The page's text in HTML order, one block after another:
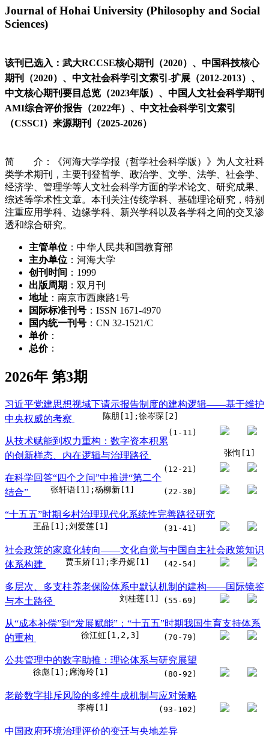
Journal of Hohai University (Philosophy and Social
Sciences)
该刊已选入：武大RCCSE核心期刊（2020）、中国科技核心
期刊（2020）、中文社会科学引文索引-扩展（2012-2013）、
中文核心期刊要目总览（2023年版）、中国人文社会科学期刊
AMI综合评价报告（2022年）、中文社会科学引文索引
（CSSCI）来源期刊（2025-2026）
简 介：《河海大学学报（哲学社会科学版）》为人文社科
类学术期刊，主要刊登哲学、政治学、文学、法学、社会学、
经济学、管理学等人文社会科学方面的学术论文、研究成果、
综述等学术性文章。本刊关注传统学科、基础理论研究，特别
注重应用学科、边缘学科、新兴学科以及各学科之间的交叉渗
透和综合研究。
主管单位 ：中华人民共和国教育部
主办单位 ：河海大学
创刊时间 ：1999
出版周期 ：双月刊
地址 ：南京市西康路1号
国际标准刊号 ：ISSN 1671-4970
国内统一刊号 ：CN 32-1521/C
单价：
总价：
2026年 第3期
习近平党建思想视域下请示报告制度的建构逻辑——基于维护
中央权威的考察
陈朋[1];徐岑琛[2]
(1-11)
从技术赋能到权力重构：数字资本积累
的创新样态、内在逻辑与治理路径
张恂[1]
(12-21)
在科学回答“四个之问”中推进“第二个
结合”
张轩语[1];杨柳新[1] (22-30)
“十五五”时期乡村治理现代化系统性完善路径研究
王晶[1];刘爱莲[1] (31-41)
社会政策的家庭化转向——文化自觉与中国自主社会政策知识
体系构建
贾玉娇[1];李丹妮[1] (42-54)
多层次、多支柱养老保险体系中默认机制的建构——国际镜鉴
与本土路径
刘桂莲[1] (55-69)
从“成本补偿”到“发展赋能”：“十五五”时期我国生育支持体系
的重构
徐江虹[1,2,3] (70-79)
公共管理中的数字助推：理论体系与研究展望
徐彪[1];席海玲[1] (80-92)
老龄数字排斥风险的多维生成机制与应对策略
李梅[1] (93-102)
中国政府环境治理评价的变迁与央地差异